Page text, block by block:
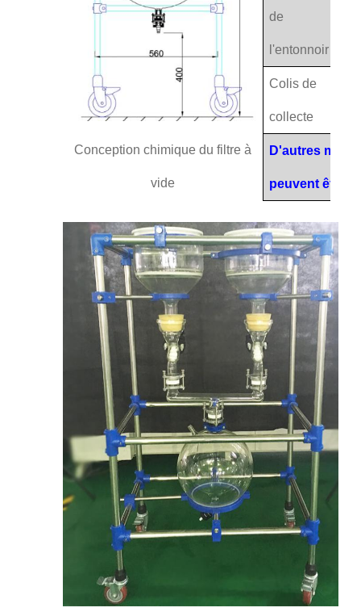
Conception chimique du filtre à
vide
de
l'entonnoir
Colis de
collecte
D'autres
peuvent être